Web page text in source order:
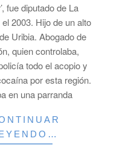
fue diputado de La
2003. Hijo de un alto
Uribia. Abogado de
quien controlaba,
todo el acopio y
por esta región.
en una parranda